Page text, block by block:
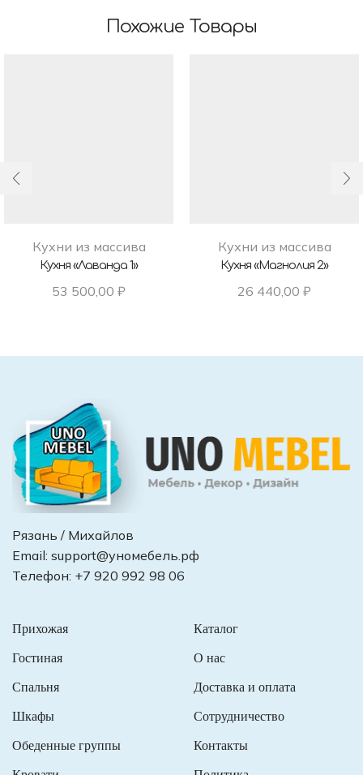
Похожие Товары
Кухни из массива
Кухня «Лаванда 1»
53 500,00 ₽
Кухни из массива
Кухня «Магнолия 2»
26 440,00 ₽
Рязань / Михайлов
Email: support@уномебель.рф
Телефон: +7 920 992 98 06
Прихожая
Гостиная
Спальня
Шкафы
Обеденные группы
Каталог
О нас
Доставка и оплата
Сотрудничество
Контакты